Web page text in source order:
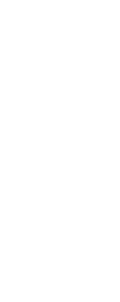
Style mit vielen
Zifferblättern und einer
Farben,